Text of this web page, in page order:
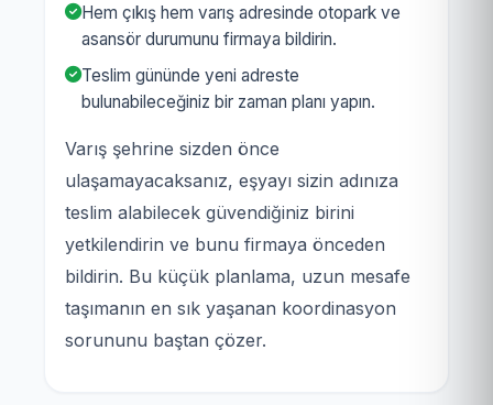
Hem çıkış hem varış adresinde otopark ve
asansör durumunu firmaya bildirin.
Teslim gününde yeni adreste
bulunabileceğiniz bir zaman planı yapın.
Varış şehrine sizden önce
ulaşamayacaksanız, eşyayı sizin adınıza
teslim alabilecek güvendiğiniz birini
yetkilendirin ve bunu firmaya önceden
bildirin. Bu küçük planlama, uzun mesafe
taşımanın en sık yaşanan koordinasyon
sorununu baştan çözer.